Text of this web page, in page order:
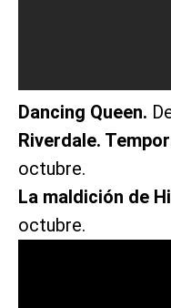
Dancing Queen.
Riverdale.
octubre.
La maldición de
octubre.